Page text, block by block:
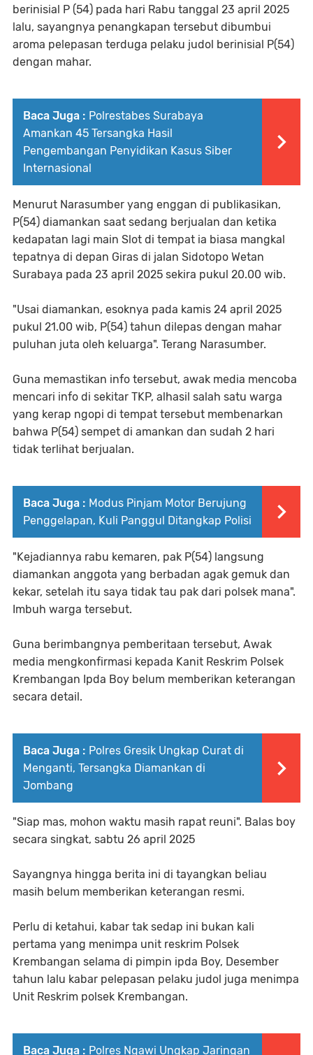
berinisial P (54) pada hari Rabu tanggal 23 april 2025
lalu, sayangnya penangkapan tersebut dibumbui
aroma pelepasan terduga pelaku judol berinisial P(54)
dengan mahar.
Baca Juga : Polrestabes Surabaya
Amankan 45 Tersangka Hasil
Pengembangan Penyidikan Kasus Siber
Internasional
Menurut Narasumber yang enggan di publikasikan,
P(54) diamankan saat sedang berjualan dan ketika
kedapatan lagi main Slot di tempat ia biasa mangkal
tepatnya di depan Giras di jalan Sidotopo Wetan
Surabaya pada 23 april 2025 sekira pukul 20.00 wib.
"Usai diamankan, esoknya pada kamis 24 april 2025
pukul 21.00 wib, P(54) tahun dilepas dengan mahar
puluhan juta oleh keluarga". Terang Narasumber.
Guna memastikan info tersebut, awak media mencoba
mencari info di sekitar TKP, alhasil salah satu warga
yang kerap ngopi di tempat tersebut membenarkan
bahwa P(54) sempet di amankan dan sudah 2 hari
tidak terlihat berjualan.
Baca Juga : Modus Pinjam Motor Berujung
Penggelapan, Kuli Panggul Ditangkap Polisi
"Kejadiannya rabu kemaren, pak P(54) langsung
diamankan anggota yang berbadan agak gemuk dan
kekar, setelah itu saya tidak tau pak dari polsek mana".
Imbuh warga tersebut.
Guna berimbangnya pemberitaan tersebut, Awak
media mengkonfirmasi kepada Kanit Reskrim Polsek
Krembangan Ipda Boy belum memberikan keterangan
secara detail.
Baca Juga : Polres Gresik Ungkap Curat di
Menganti, Tersangka Diamankan di
Jombang
"Siap mas, mohon waktu masih rapat reuni". Balas boy
secara singkat, sabtu 26 april 2025
Sayangnya hingga berita ini di tayangkan beliau
masih belum memberikan keterangan resmi.
Perlu di ketahui, kabar tak sedap ini bukan kali
pertama yang menimpa unit reskrim Polsek
Krembangan selama di pimpin ipda Boy, Desember
tahun lalu kabar pelepasan pelaku judol juga menimpa
Unit Reskrim polsek Krembangan.
Baca Juga : Polres Ngawi Ungkap Jaringan